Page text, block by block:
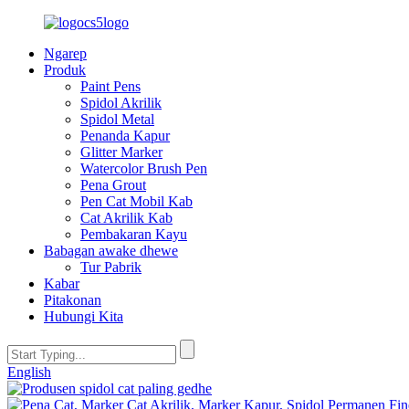
Ngarep
Produk
Paint Pens
Spidol Akrilik
Spidol Metal
Penanda Kapur
Glitter Marker
Watercolor Brush Pen
Pena Grout
Pen Cat Mobil Kab
Cat Akrilik Kab
Pembakaran Kayu
Babagan awake dhewe
Tur Pabrik
Kabar
Pitakonan
Hubungi Kita
English